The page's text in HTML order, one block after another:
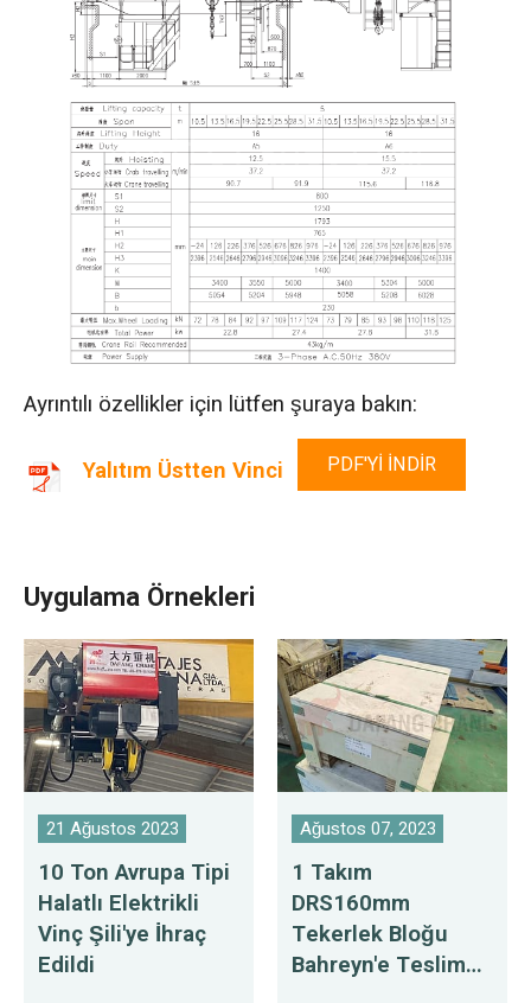
Ayrıntılı özellikler için lütfen şuraya bakın:
Yalıtım Üstten Vinci PDF'YI INDIR
Uygulama Örnekleri
21 Ağustos 2023
10 Ton Avrupa Tipi
Halatlı Elektrikli
Vinç Şili'ye İhraç
Edildi
Ağustos 07, 2023
1 Takım
DRS160mm
Tekerlek Bloğu
Bahreyn'e Teslim